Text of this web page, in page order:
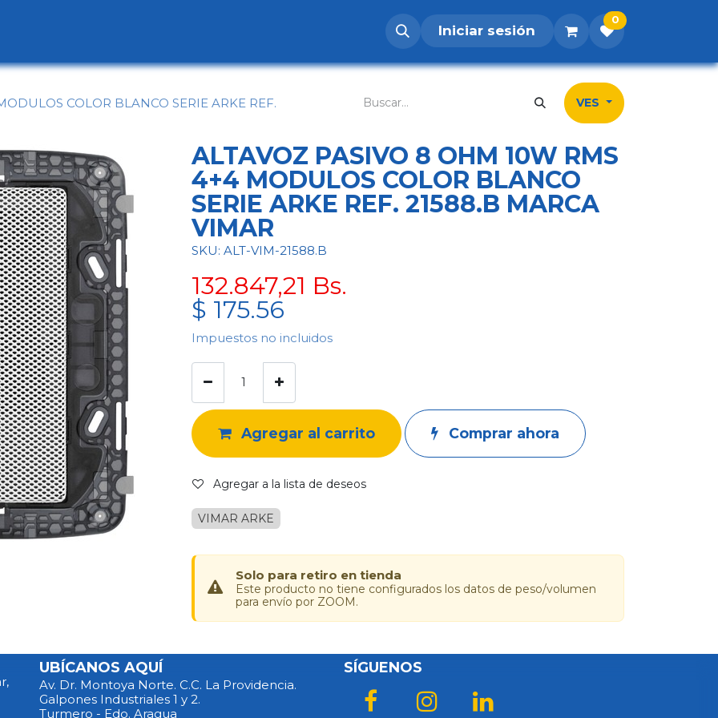
Postúlate Inicio Tienda
Iniciar sesión
0
COLOR BLANCO SERIE ARKE REF.
VES
ALTAVOZ PASIVO 8 OHM 10W RMS
4+4 MODULOS COLOR BLANCO
SERIE ARKE REF. 21588.B MARCA
VIMAR
SKU: ALT-VIM-21588.B
132.847,21 Bs.
$ 175.56
Impuestos no incluidos
Agregar al carrito Comprar ahora
Agregar a la lista de deseos
VIMAR ARKE
Solo para retiro en tienda
Este producto no tiene configurados los datos de peso/volumen
para envío por ZOOM.
UBÍCANOS AQUÍ
Av. Dr. Montoya Norte. C.C. La Providencia.
Galpones Industriales 1 y 2.
Turmero - Edo. Aragua
SÍGUENOS